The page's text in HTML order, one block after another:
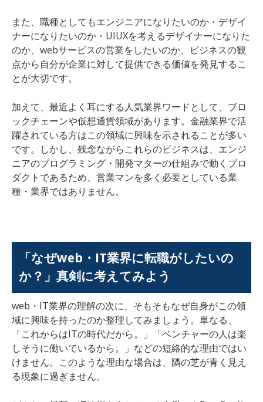
また、職種としてもエンジニアになりたいのか・デザイ
ナーになりたいのか・UIUXを考えるデザイナーになりた
のか、webサービスの営業をしたいのか、ビジネスの観
点から自分が企業に対して提供できる価値を発見するこ
とが大切です。
加えて、最近よく耳にする人気業界ワードとして、ブロ
ックチェーンや仮想通貨領域があります。金融業界で活
躍されている方はこの領域に興味を示されることが多い
です。しかし、残念ながらこれらのビジネスは、エンジ
ニアのプログラミング・開発マターの仕組みで動くプロ
ダクトであるため、営業マンを多く必要としている業
種・業界ではありません。
「なぜweb・IT業界に転職がしたいの
か？」真剣に考えてみよう
web・IT業界の理解の次に、そもそもなぜ自身がこの領
域に興味を持ったのか整理してみましょう。単なる、
「これからはITの時代だから。」「ベンチャーの人は楽
しそうに働いているから。」などの短絡的な理由ではい
けません。このような理由な場合は、隣の芝が青く見え
る現象に過ぎません。